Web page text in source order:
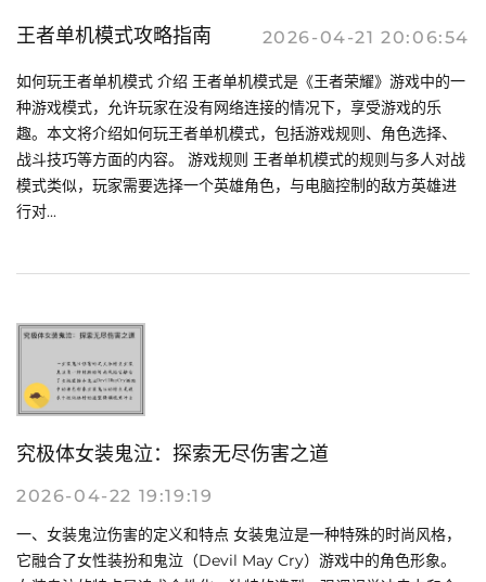
王者单机模式攻略指南 2026-04-21 20:06:54
如何玩王者单机模式 介绍 王者单机模式是《王者荣耀》游戏中的一
种游戏模式，允许玩家在没有网络连接的情况下，享受游戏的乐
趣。本文将介绍如何玩王者单机模式，包括游戏规则、角色选择、
战斗技巧等方面的内容。 游戏规则 王者单机模式的规则与多人对战
模式类似，玩家需要选择一个英雄角色，与电脑控制的敌方英雄进
行对...
究极体女装鬼泣：探索无尽伤害之道
2026-04-22 19:19:19
一、女装鬼泣伤害的定义和特点 女装鬼泣是一种特殊的时尚风格，
它融合了女性装扮和鬼泣（Devil May Cry）游戏中的角色形象。